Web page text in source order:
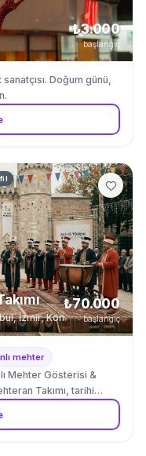
₺3.000
başlangıç
Doğum günü,
İzmir, Konya
₺70.000
başlangıç
mehter
Mehter Gösterisi &
atmosfer kazandıran